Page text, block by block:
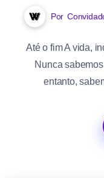
Por
Até o fim A vida,
Nunca
entanto,